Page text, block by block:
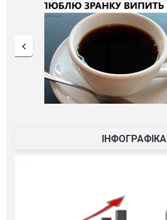
ІНФОГРАФІКА